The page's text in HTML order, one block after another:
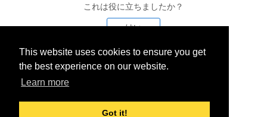
This website uses cookies to ensure you get
the best experience on our website.
Learn more
Got it!
これは役に立ちましたか？
はい
いいえ